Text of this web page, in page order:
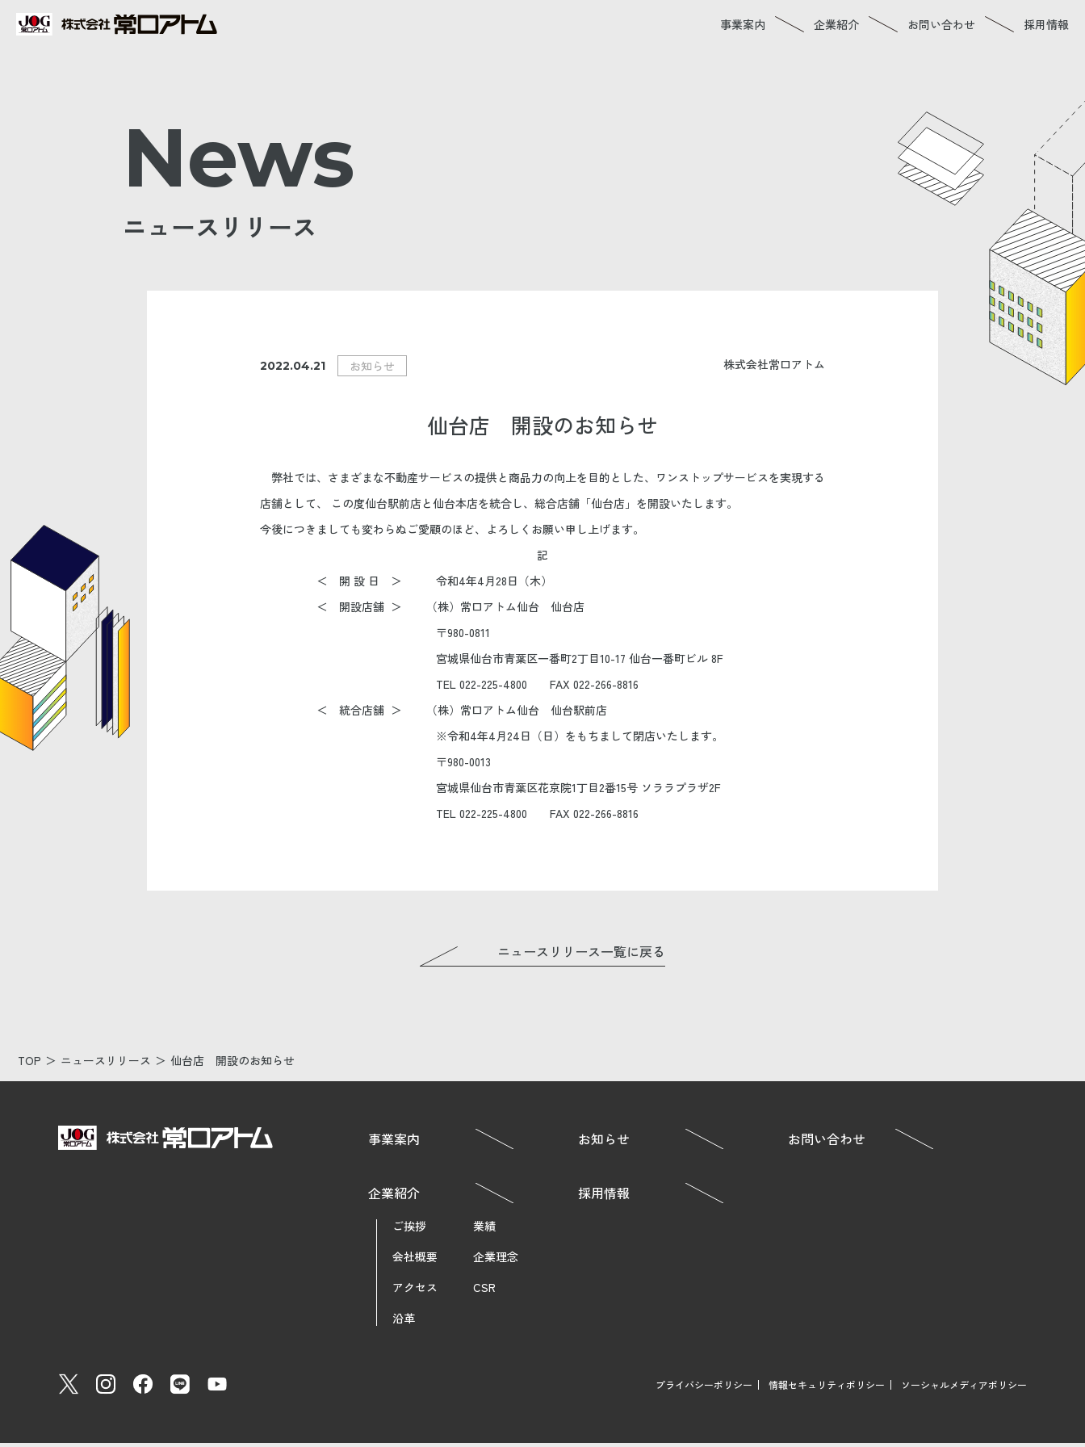
事業案内 企業紹介 お問い合わせ 採用情報
News
ニュースリリース
2022.04.21 お知らせ 株式会社常口アトム
仙台店 開設のお知らせ
弊社では、さまざまな不動産サービスの提供と商品力の向上を目的とした、ワンストップサービスを実現する
店舗として、 この度仙台駅前店と仙台本店を統合し、総合店舗「仙台店」を開設いたします。
今後につきましても変わらぬご愛顧のほど、よろしくお願い申し上げます。
記
＜ 開 設 日 ＞ 令和4年4月28日（木）
＜ 開設店舗 ＞ （株）常口アトム仙台 仙台店
〒980-0811
宮城県仙台市青葉区一番町2丁目10-17 仙台一番町ビル 8F
TEL 022-225-4800 FAX 022-266-8816
＜ 統合店舗 ＞ （株）常口アトム仙台 仙台駅前店
※令和4年4月24日（日）をもちまして閉店いたします。
〒980-0013
宮城県仙台市青葉区花京院1丁目2番15号 ソララプラザ2F
TEL 022-225-4800 FAX 022-266-8816
ニュースリリース一覧に戻る
TOP ニュースリリース 仙台店 開設のお知らせ
事業案内
企業紹介
ご挨拶
業績
会社概要
企業理念
アクセス
CSR
沿革
お知らせ
採用情報
お問い合わせ
プライバシーポリシー 情報セキュリティポリシー ソーシャルメディアポリシー